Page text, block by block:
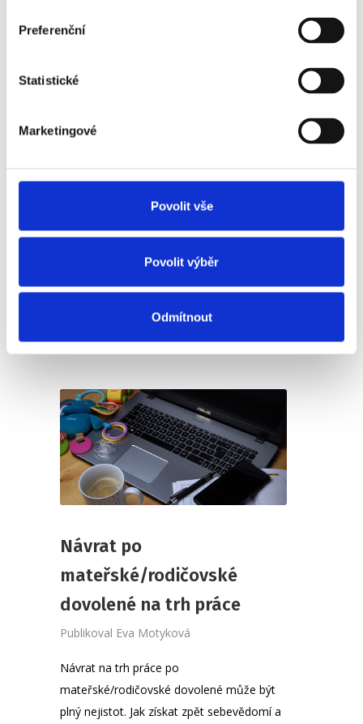
Preferenční
Statistické
Marketingové
Povolit vše
Povolit výběr
Odmítnout
LinkedIn jako profesní síť?
připravila 5 tipů, jak ho efektivně využít.
Číst více
Návrat po
mateřské/rodičovské
dovolené na trh práce
Publikoval Eva Motyková
Návrat na trh práce po
mateřské/rodičovské dovolené může být
plný nejistot. Jak získat zpět sebevědomí a